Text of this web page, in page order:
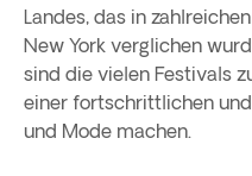
Landes, das in
New York verglichen
sind die vielen Festivals
einer fortschrittlichen
und Mode machen.